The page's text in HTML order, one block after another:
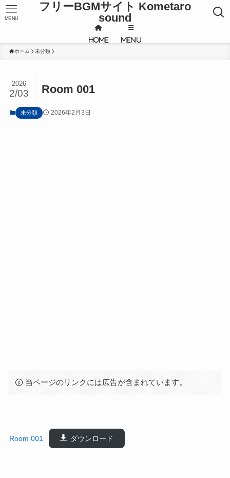
フリーBGMサイト Kometaro
sound
MENU
HOME MENU
ホーム 未分類
Room 001
2026
2/03
未分類 2026年2月3日
当ページのリンクには広告が含まれています。
Room 001 ダウンロード